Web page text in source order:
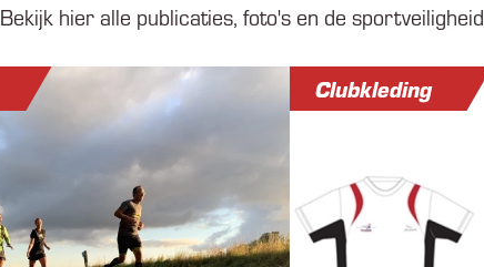
Bekijk hier alle publicaties, foto's en de sportveiligheid
Clubkleding